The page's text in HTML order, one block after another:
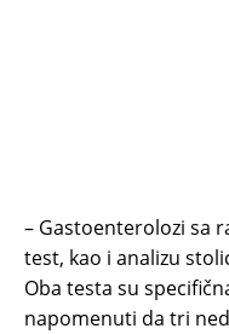
– Gastoenterolozi sa
test, kao i analizu
Oba testa su
napomenuti da tri